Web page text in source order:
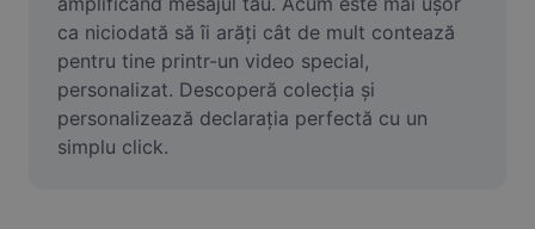
Editor video
Decupare videoclip
Adăugare subtitrări la videoclip
ca niciodată să îi arăți cât de mult contează
pentru tine printr-un video special,
personalizat. Descoperă colecția și
personalizează declarația perfectă cu un
simplu click.